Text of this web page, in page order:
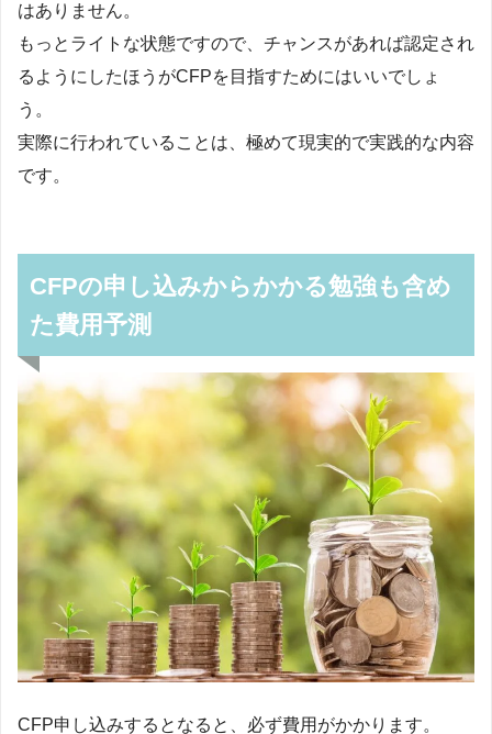
はありません。
もっとライトな状態ですので、チャンスがあれば認定され
るようにしたほうがCFPを目指すためにはいいでしょ
う。
実際に行われていることは、極めて現実的で実践的な内容
です。
CFPの申し込みからかかる勉強も含め
た費用予測
CFP申し込みするとなると、必ず費用がかかります。